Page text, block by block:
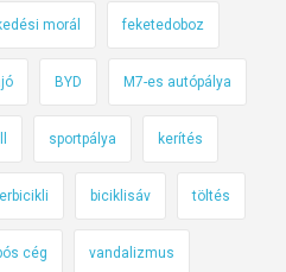
morál feketedoboz
BYD M7-es autópálya
sportpálya kerítés
biciklisáv töltés
cég vandalizmus